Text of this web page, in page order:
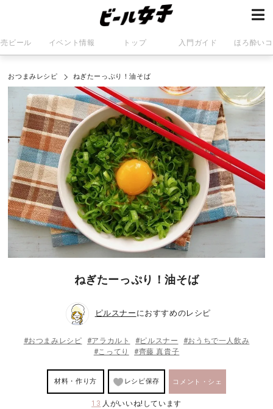
ビール イベント情報 トップ 入門ガイド ほろ酔い
おつまみレシピ ねぎたーっぷり！油そば
ねぎたーっぷり！油そば
ピルスナー におすすめのレシピ
#おつまみレシピ #アラカルト #ピルスナー
#おうちで一人飲み
#こってり
#齊藤 真貴子
材料・作り方 レシピ保存 コメント・シェ
13 人がいいね!しています